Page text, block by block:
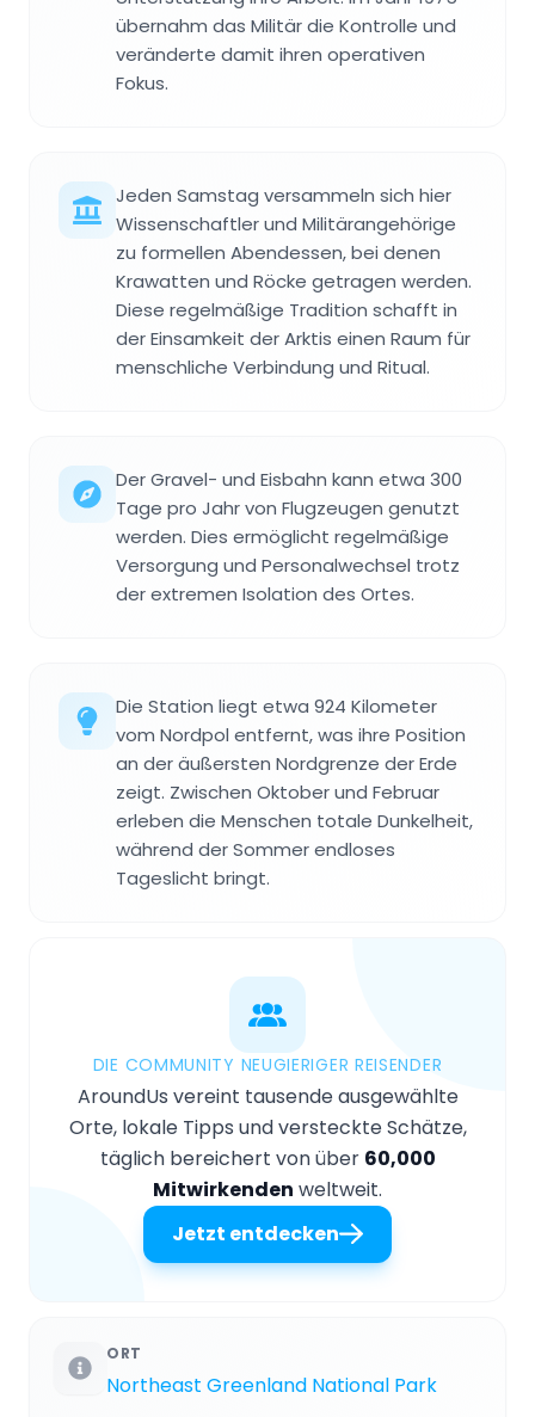
übernahm das Militär die Kontrolle und
veränderte damit ihren operativen
Fokus.
Jeden Samstag versammeln sich hier
Wissenschaftler und Militärangehörige
zu formellen Abendessen, bei denen
Krawatten und Röcke getragen werden.
Diese regelmäßige Tradition schafft in
der Einsamkeit der Arktis einen Raum für
menschliche Verbindung und Ritual.
Der Gravel- und Eisbahn kann etwa 300
Tage pro Jahr von Flugzeugen genutzt
werden. Dies ermöglicht regelmäßige
Versorgung und Personalwechsel trotz
der extremen Isolation des Ortes.
Die Station liegt etwa 924 Kilometer
vom Nordpol entfernt, was ihre Position
an der äußersten Nordgrenze der Erde
zeigt. Zwischen Oktober und Februar
erleben die Menschen totale Dunkelheit,
während der Sommer endloses
Tageslicht bringt.
DIE COMMUNITY NEUGIERIGER REISENDER
AroundUs vereint tausende ausgewählte
Orte, lokale Tipps und versteckte Schätze,
täglich bereichert von über 60,000
Mitwirkenden weltweit.
Jetzt entdecken
ORT
Northeast Greenland National Park